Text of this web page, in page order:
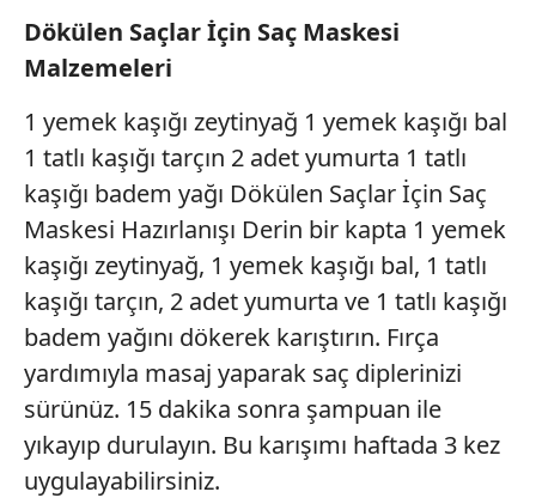
Dökülen Saçlar İçin Saç Maskesi
Malzemeleri
1 yemek kaşığı zeytinyağ 1 yemek kaşığı bal
1 tatlı kaşığı tarçın 2 adet yumurta 1 tatlı
kaşığı badem yağı Dökülen Saçlar İçin Saç
Maskesi Hazırlanışı Derin bir kapta 1 yemek
kaşığı zeytinyağ, 1 yemek kaşığı bal, 1 tatlı
kaşığı tarçın, 2 adet yumurta ve 1 tatlı kaşığı
badem yağını dökerek karıştırın. Fırça
yardımıyla masaj yaparak saç diplerinizi
sürünüz. 15 dakika sonra şampuan ile
yıkayıp durulayın. Bu karışımı haftada 3 kez
uygulayabilirsiniz.